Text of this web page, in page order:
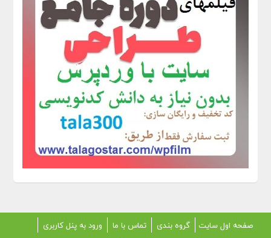
صفحه اول سایت گروه بندی تماس با ما
ورود به پنل کاربری